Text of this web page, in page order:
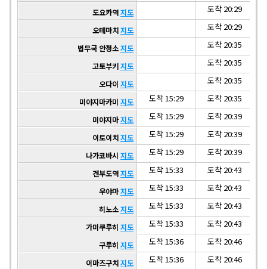
도요카역지도 도착 20:29
오테마치지도 도착 20:29
법무국 안정소지도 도착 20:35
고토부키지도 도착 20:35
오다이 지도 도착 20:35
미야지마카미 지도 도착 15:29 도착 20:35
미야지마지도 도착 15:29 도착 20:39
이토이치지도 도착 15:29 도착 20:39
나가코바시 지도 도착 15:29 도착 20:39
겐부도역지도 도착 15:33 도착 20:43
우야마지도 도착 15:33 도착 20:43
히노소지도 도착 15:33 도착 20:43
가미쿠루히 지도 도착 15:33 도착 20:43
구루히 지도 도착 15:36 도착 20:46
이마즈구치지도 도착 15:36 도착 20:46